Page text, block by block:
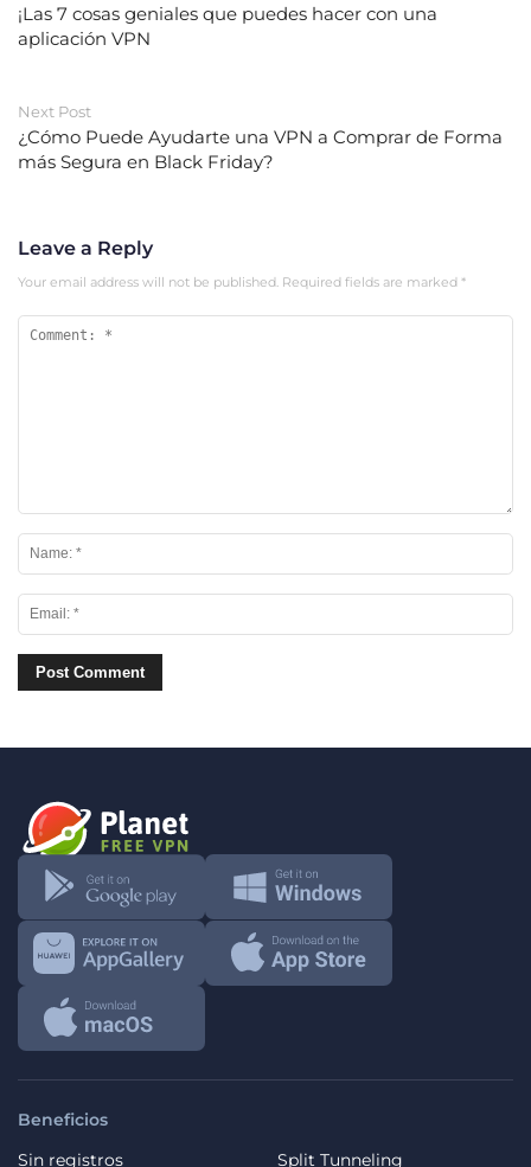
¡Las 7 cosas geniales que puedes hacer con una
aplicación VPN
Next Post
¿Cómo Puede Ayudarte una VPN a Comprar de Forma
más Segura en Black Friday?
Leave a Reply
Your email address will not be published. Required fields are marked *
Beneficios
Sin registros
Split Tunneling